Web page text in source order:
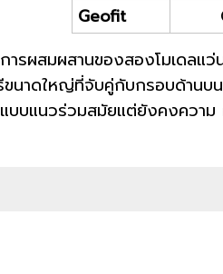
Geofit
รผสมผสานของสองโมเดล
าดใหญ่ที่จับคู่กับกรอบด้านบ
บแนวร่วมสมัยแต่ยังคงควา